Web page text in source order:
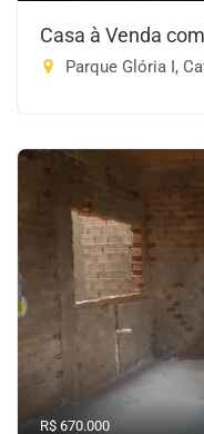
Casa à Venda
Parque Glória I,
R$ 670.000